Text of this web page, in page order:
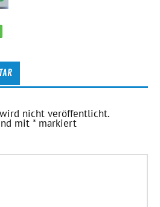
nicht veröffentlicht.
mit*markiert